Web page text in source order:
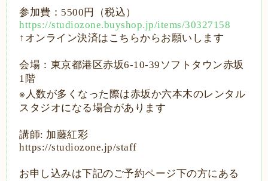
参加費： 5500 円（税込）
https://studiozone.buyshop.jp/items/30327158
↑ オンライン決済はこちらからお願いします
会場：東京都港区赤坂6-10-39 ソフトタウン赤坂
1 階
※ 人数が多くなった際は赤坂か六本木のレンタル
スタジオになる場合があります
講師: 加藤紅彩
https://studiozone.jp/staff
お申し込みは下記のご予約ページ下の方にある